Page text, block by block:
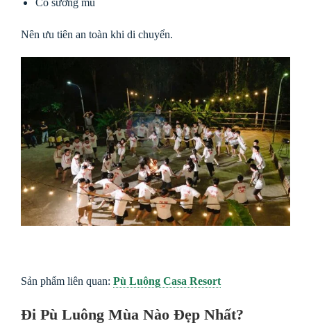
Nên ưu tiên an toàn khi di chuyển.
Sản phẩm liên quan: Pù Luông Casa Resort
Đi Pù Luông Mùa Nào Đẹp Nhất?